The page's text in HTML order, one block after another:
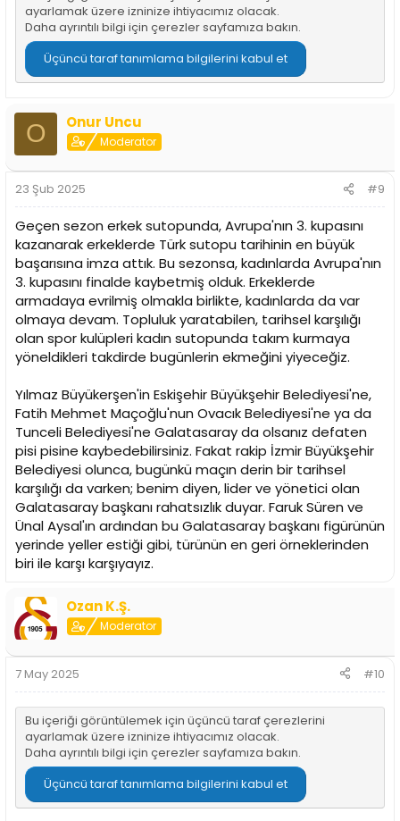
ayarlamak üzere izninize ihtiyacımız olacak.
Daha ayrıntılı bilgi için çerezler sayfamıza bakın.
Üçüncü taraf tanımlama bilgilerini kabul et
O Onur Uncu
Moderator
23 Şub 2025 #9
Geçen sezon erkek sutopunda, Avrupa'nın 3. kupasını
kazanarak erkeklerde Türk sutopu tarihinin en büyük
başarısına imza attık. Bu sezonsa, kadınlarda Avrupa'nın
3. kupasını finalde kaybetmiş olduk. Erkeklerde
armadaya evrilmiş olmakla birlikte, kadınlarda da var
olmaya devam. Topluluk yaratabilen, tarihsel karşılığı
olan spor kulüpleri kadın sutopunda takım kurmaya
yöneldikleri takdirde bugünlerin ekmeğini yiyeceğiz.
Yılmaz Büyükerşen'in Eskişehir Büyükşehir Belediyesi'ne,
Fatih Mehmet Maçoğlu'nun Ovacık Belediyesi'ne ya da
Tunceli Belediyesi'ne Galatasaray da olsanız defaten
pisi pisine kaybedebilirsiniz. Fakat rakip İzmir Büyükşehir
Belediyesi olunca, bugünkü maçın derin bir tarihsel
karşılığı da varken; benim diyen, lider ve yönetici olan
Galatasaray başkanı rahatsızlık duyar. Faruk Süren ve
Ünal Aysal'ın ardından bu Galatasaray başkanı figürünün
yerinde yeller estiği gibi, türünün en geri örneklerinden
biri ile karşı karşıyayız.
Ozan K.Ş.
Moderator
7 May 2025 #10
Bu içeriği görüntülemek için üçüncü taraf çerezlerini
ayarlamak üzere izninize ihtiyacımız olacak.
Daha ayrıntılı bilgi için çerezler sayfamıza bakın.
Üçüncü taraf tanımlama bilgilerini kabul et